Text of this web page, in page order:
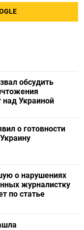
обсудить
над Украиной
о готовности
о нарушениях
журналистку
по статье